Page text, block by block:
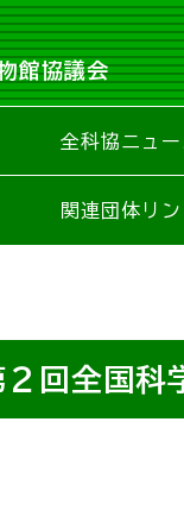
館協議会
全科協ニュー
関連団体リン
回全国科